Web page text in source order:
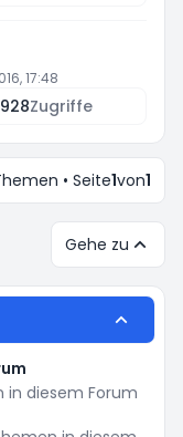
17:48
Zugriffe
• Seite1von1
Gehe zu
in diesem Forum